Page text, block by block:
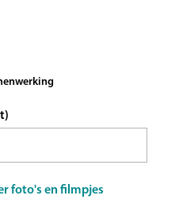
foto's en filmpjes